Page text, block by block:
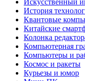
Искусственный
История
Квантовые
Китайские
Колонка
Компьютерная
Компьютеры и
Космос и ракеты
Курьезы и юмор